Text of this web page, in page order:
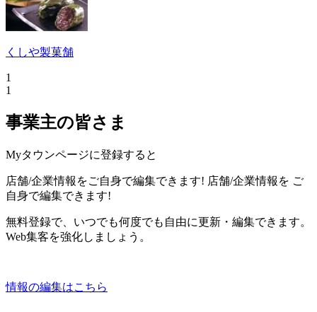
くしや製菓舗
1
1
事業主の皆さま
Myタウンページに登録すると
店舗/企業情報をご自身で編集できます! 店舗/企業情報を ご
自身で編集できます!
無料登録で、いつでも何度でも自由に更新・編集できます。
Web集客を強化しましょう。
情報の編集はこちら